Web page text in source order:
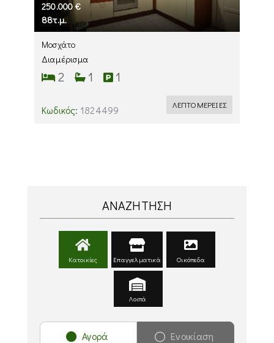
250.000 €
88τ.μ.
Μοσχάτο
Διαμέρισμα
2 1 1
Κωδικός: 1824499 ΛΕΠΤΟΜΕΡΕΙΕΣ
ΑΝΑΖΗΤΗΣΗ
Κατοικίες Επαγγελματικά Οικόπεδα
Λοιπά
Αγορά Ενοικίαση